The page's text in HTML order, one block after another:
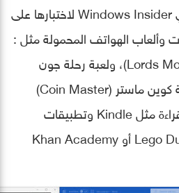
توفير 50 تطبيقًا لمشتركي Windows Insider لاختبارها على
وألعاب الهواتف المحمولة مثل :
لعبة لوردس موبايل (Lords Mobile)، ولعبة رحلة جون
(June’s Journey)، ولعبة كوين ماستر (Coin Master)
بالإضافة إلى تطبيقات للقراءة مثل Kindle وتطبيقات
للأطفال مثل Lego Duplo World أو Khan Academy